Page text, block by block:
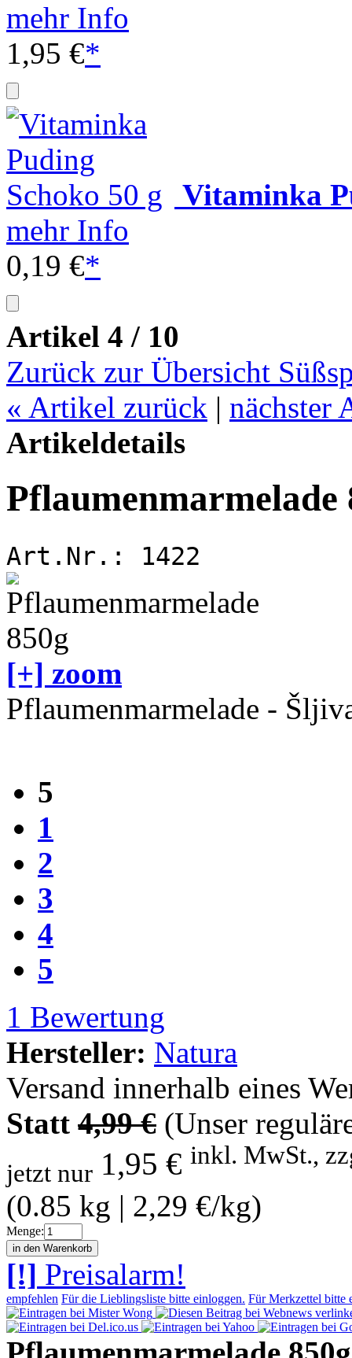
mehr Info
1,95 €*
Vitaminka
mehr Info
0,19 €*
Artikel 4 / 10
Zurück zur Übersicht
« Artikel zurück | nächster
Artikeldetails
Pflaumenmarmelade
Art.Nr.: 1422
[+] zoom
Pflaumenmarmelade -
5
1
2
3
4
5
1 Bewertung
Hersteller: Natura
Versand innerhalb eines
Statt 4,99 € (Unser
jetzt nur 1,95 € inkl. MwSt.,
(0.85 kg | 2,29 €/kg)
Menge:
[!] Preisalarm!
empfehlen Für die Lieblingsliste bitte einloggen. Für Merkzettel bitte